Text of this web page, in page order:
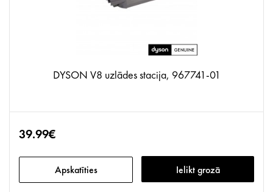
DYSON V8 uzlādes stacija, 967741-01
39.99€
Apskatīties Ielikt grozā